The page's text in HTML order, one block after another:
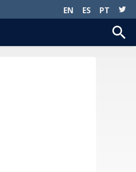
EN ES PT